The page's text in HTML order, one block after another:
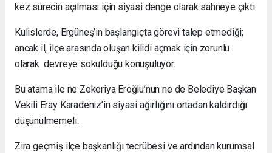
kez sürecin açılması için siyasi denge olarak sahneye çıktı.
Kulislerde, Ergüneş’in başlangıçta görevi talep etmediği;
ancak il, ilçe arasında oluşan kilidi açmak için zorunlu
olarak devreye sokulduğu konuşuluyor.
Bu atama ile ne Zekeriya Eroğlu’nun ne de Belediye Başkan
Vekili Eray Karadeniz’in siyasi ağırlığını ortadan kaldırdığı
düşünülmemeli.
Zira geçmiş ilçe başkanlığı tecrübesi ve ardından kurumsal